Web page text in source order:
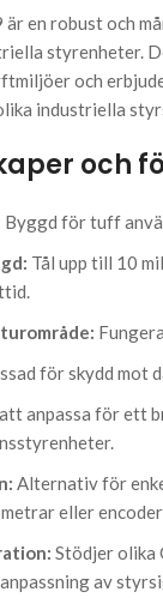
en robust och
styrenheter.
och
industriella
och
Byggd för tuff
Tål upp till 10
för skydd mot
anpassa för ett
Alternativ för
eller
Stödjer olika
av